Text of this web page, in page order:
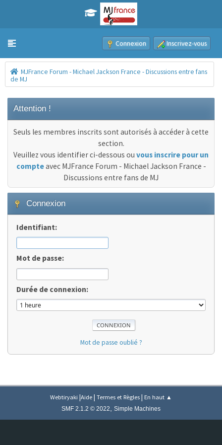
Toggle navigation Connexion Inscrivez-vous
MJFrance Forum - Michael Jackson France - Discussions entre fans
de MJ
Attention !
Seuls les membres inscrits sont autorisés à accéder à cette
section.
Veuillez vous identifier ci-dessous ou vous inscrire pour un
compteavec MJFrance Forum - Michael Jackson France -
Discussions entre fans de MJ
Connexion
Identifiant:
Mot de passe:
Durée de connexion:
Mot de passe oublié ?
Webtiryaki |Aide | Termes et Règles | En haut ▲
SMF 2.1.2 © 2022, Simple Machines